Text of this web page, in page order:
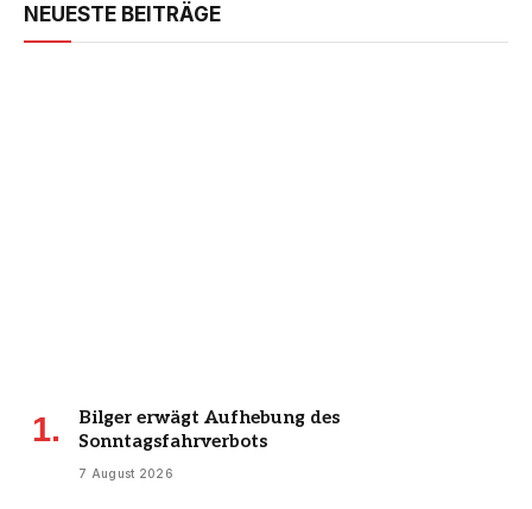
NEUESTE BEITRÄGE
Bilger erwägt Aufhebung des
Sonntagsfahrverbots
7 August 2026